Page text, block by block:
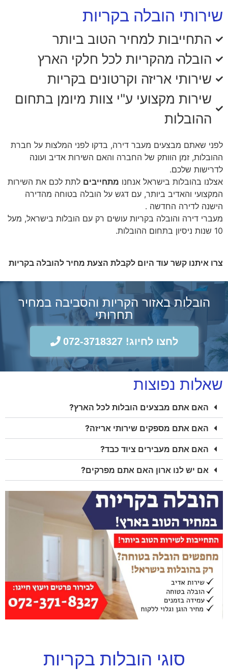
שירותי הובלה בקריות
התחייבות למחיר הטוב ביותר
הובלה מהקריות לכל חלקי הארץ
שירותי אריזה וקרטונים בקריות
שירות מקצועי ע"י צוות מיומן בתחום
ההובלות
לפני שאתם מבצעים מעבר דירה, בדקו לפני המלצות על חברת
ההובלות, זמן הוותק של החברה והאם השירות אדיב ועונה
לדרישות שלכם.
אצלנו בהובלות בישראל אנחנו מתחייבים לתת לכם את השירות
המקצועי והאדיב ביותר, עם דגש על הובלה בטוחה מהדירה
הישנה לדירה החדשה .
מעברי דירה והובלה בקריות עושים רק עם הובלות בישראל, מעל
10 שנות ניסיון בתחום ההובלות.
צרו איתנו קשר עוד היום לקבלת הצעת מחיר להובלה בקריות
הובלות באזור הקריות והסביבה במחיר
תחרותי
לחצו לחיוג! 072-3718327
שאלות נפוצות
האם אתם מבצעים הובלות לכל הארץ?
האם אתם מספקים שירותי אריזה?
האם אתם מעבירים ציוד כבד?
אם יש לנו ארון האם אתם מפרקים?
סוגי הובלות בקריות